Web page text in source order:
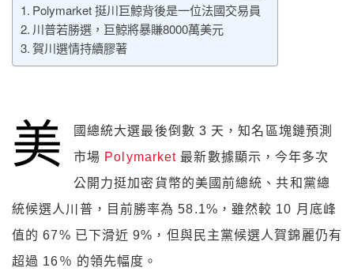
Polymarket 挺川巨鯨背後是一位法國交易員
川普若勝選，巨鯨將暴賺8000萬美元
賀川選情持續膠著
美
國總統大選最後倒數 3 天，知名區塊鏈預測
市場 Polymarket 最新數據顯示，今年多次
公開力挺加密貨幣的美國前總統、共和黨總
統候選人川普，目前勝率為 58.1%，雖然較 10 月底峰
值的 67% 已下滑近 9%，但與民主黨候選人賀錦麗仍有
超過 16％ 的領先幅度。